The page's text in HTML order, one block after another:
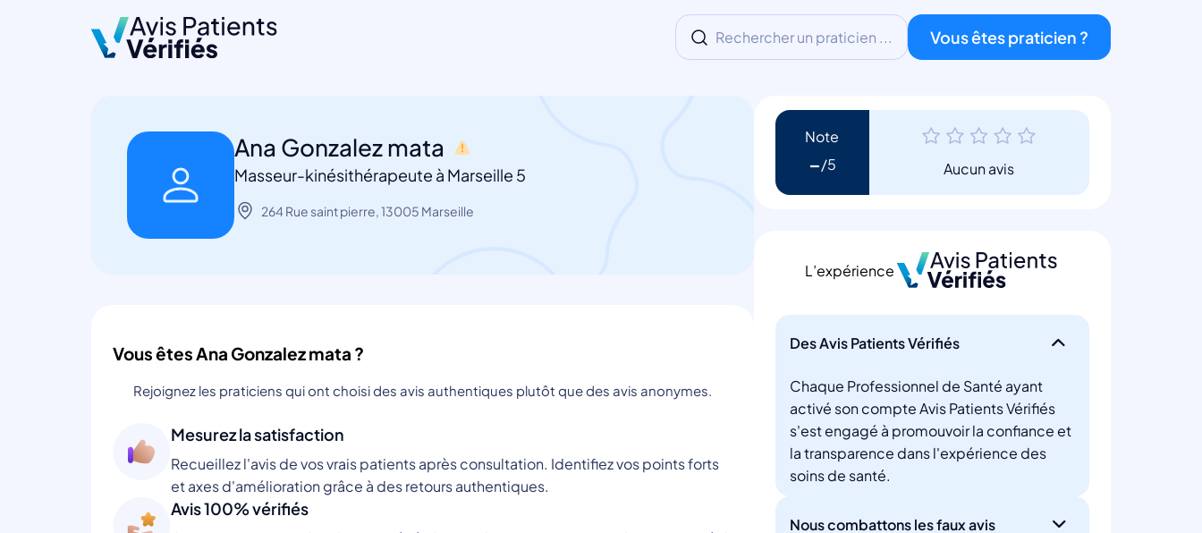
Rechercher un praticien ... Vous êtes praticien ?
Ana Gonzalez mata
Masseur-kinésithérapeute à Marseille 5
264 Rue saint pierre, 13005 Marseille
Vous êtes Ana Gonzalez mata ?
Rejoignez les praticiens qui ont choisi des avis authentiques plutôt que des avis anonymes.
Mesurez la satisfaction
Recueillez l'avis de vos vrais patients après consultation. Identifiez vos points forts
et axes d'amélioration grâce à des retours authentiques.
Avis 100% vérifiés
Note
- Aucun avis
L’expérience
Des Avis Patients Vérifiés
Chaque Professionnel de Santé ayant
activé son compte Avis Patients Vérifiés
s'est engagé à promouvoir la confiance et
la transparence dans l'expérience des
soins de santé.
Nous combattons les faux avis